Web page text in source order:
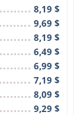
8,19 $
9,69 $
8,19 $
6,49 $
6,99 $
7,19 $
8,09 $
9,29 $